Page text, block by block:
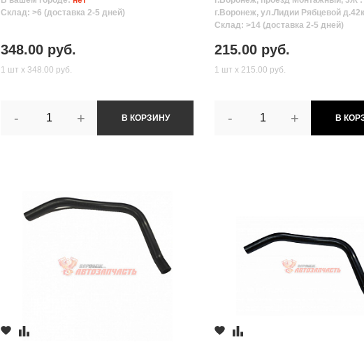
Склад: >6 (доставка 2-5 дней)
348.00 руб.
1 шт х 348.00 руб.
- + В КОРЗИНУ
г.Воронеж, ул.Лидии Рябцевой
Склад: >14 (доставка 2-5 дней)
215.00 руб.
1 шт х 215.00 руб.
- + В